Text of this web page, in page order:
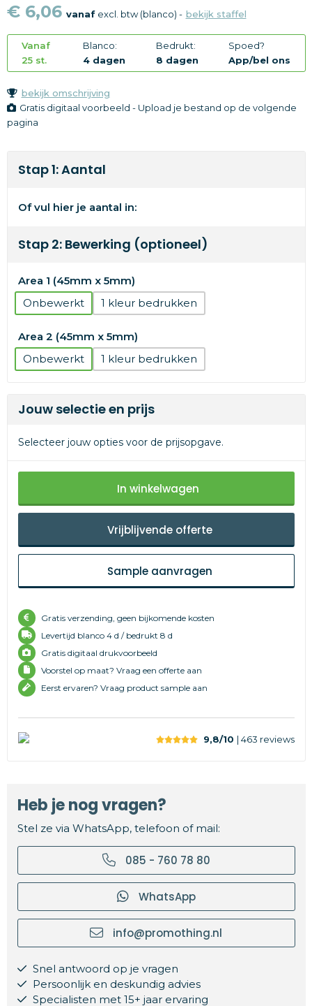
Thema
Merken
€ 6,06 vanafexcl. btw (blanco) - bekijk staffel
Vanaf
25 st.
Blanco:
4 dagen
Bedrukt:
8 dagen
Spoed?
App/bel ons
bekijk omschrijving
Gratis digitaal voorbeeld - Upload je bestand op de volgende
pagina
Stap 1: Aantal
Of vul hier je aantal in:
Stap 2: Bewerking (optioneel)
Area 1 (45mm x 5mm)
Onbewerkt
1
Area 2 (45mm x 5mm)
Onbewerkt
1
Jouw selectie en prijs
Selecteer jouw opties voor de prijsopgave.
In winkelwagen
Vrijblijvende offerte
Sample aanvragen
Gratis verzending, geen bijkomende kosten
Levertijd blanco 4 d / bedrukt 8 d
Gratis digitaal drukvoorbeeld
Voorstel op maat? Vraag een offerte aan
Eerst ervaren? Vraag product sample aan
9,8/10 | 463 reviews
Heb je nog vragen?
Stel ze via WhatsApp, telefoon of mail:
085 - 760 78 80
WhatsApp
info@promothing.nl
Snel antwoord op je vragen
Persoonlijk en deskundig advies
Specialisten met 15+ jaar ervaring